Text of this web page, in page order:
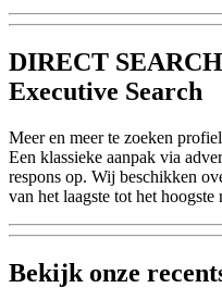
DIRECT SEARCH
Executive Search
Meer en meer te zoeken
Een klassieke aanpak via
respons op. Wij beschikken
van het laagste tot het
Bekijk onze